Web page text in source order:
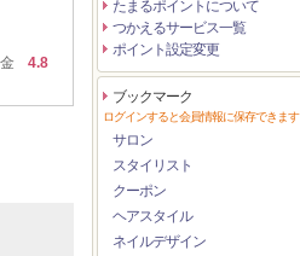
4.8
たまるポイントについて
つかえるサービス一覧
ポイント設定変更
ブックマーク
ログインすると会員情報に保存できます
サロン
スタイリスト
クーポン
ヘアスタイル
ネイルデザイン